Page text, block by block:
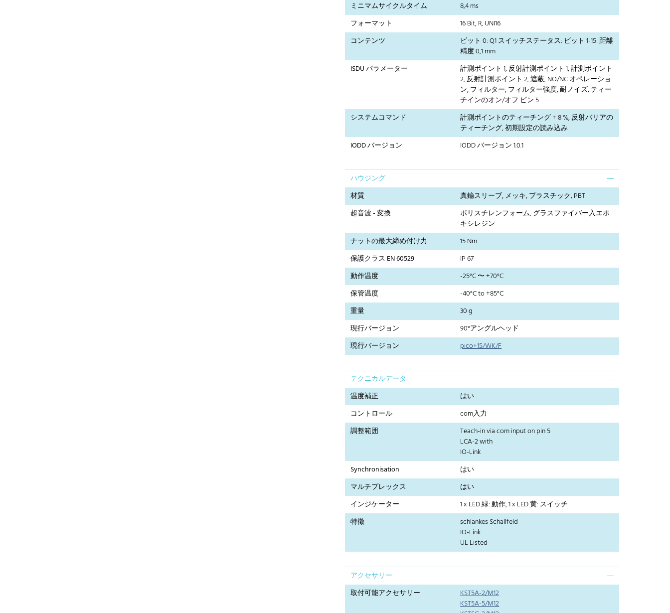
ミニマムサイクルタイム
8,4 ms
フォーマット
16 Bit, R, UNI16
コンテンツ
ビット 0: Q1 スイッチステータス; ビット 1-15: 距離
精度 0,1 mm
ISDU パラメーター
計測ポイント 1, 反射計測ポイント 1, 計測ポイント
2, 反射計測ポイント 2, 遮蔽, NO/NC オペレーショ
ン, フィルター, フィルター強度, 耐ノイズ, ティー
チインのオン/オフ ピン 5
システムコマンド
計測ポイントのティーチング + 8 %, 反射バリアの
ティーチング, 初期設定の読み込み
IODD バージョン
IODD バージョン 1.0.1
ハウジング
材質
真鍮スリーブ, メッキ, プラスチック, PBT
超音波 - 変換
ポリスチレンフォーム, グラスファイバー入エポ
キシレジン
ナットの最大締め付け力
15 Nm
保護クラス EN 60529
IP 67
動作温度
-25°C 〜 +70°C
保管温度
-40°C to +85°C
重量
30 g
現行バージョン
90°アングルヘッド
現行バージョン
pico+15/WK/F
テクニカルデータ
温度補正
はい
コントロール
com入力
調整範囲
Teach-in via com input on pin 5
LCA-2 with
IO-Link
Synchronisation
はい
マルチプレックス
はい
インジケーター
1 x LED 緑: 動作, 1 x LED 黄: スイッチ
特徴
schlankes Schallfeld
IO-Link
UL Listed
アクセサリー
取付可能アクセサリー
KST5A-2/M12
KST5A-5/M12